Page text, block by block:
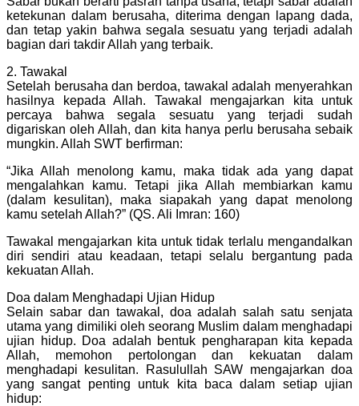
ketekunan dalam berusaha, diterima dengan lapang dada,
dan tetap yakin bahwa segala sesuatu yang terjadi adalah
bagian dari takdir Allah yang terbaik.
2. Tawakal
Setelah berusaha dan berdoa, tawakal adalah menyerahkan
hasilnya kepada Allah. Tawakal mengajarkan kita untuk
percaya bahwa segala sesuatu yang terjadi sudah
digariskan oleh Allah, dan kita hanya perlu berusaha sebaik
mungkin. Allah SWT berfirman:
“Jika Allah menolong kamu, maka tidak ada yang dapat
mengalahkan kamu. Tetapi jika Allah membiarkan kamu
(dalam kesulitan), maka siapakah yang dapat menolong
kamu setelah Allah?” (QS. Ali Imran: 160)
Tawakal mengajarkan kita untuk tidak terlalu mengandalkan
diri sendiri atau keadaan, tetapi selalu bergantung pada
kekuatan Allah.
Doa dalam Menghadapi Ujian Hidup
Selain sabar dan tawakal, doa adalah salah satu senjata
utama yang dimiliki oleh seorang Muslim dalam menghadapi
ujian hidup. Doa adalah bentuk pengharapan kita kepada
Allah, memohon pertolongan dan kekuatan dalam
menghadapi kesulitan. Rasulullah SAW mengajarkan doa
yang sangat penting untuk kita baca dalam setiap ujian
hidup: